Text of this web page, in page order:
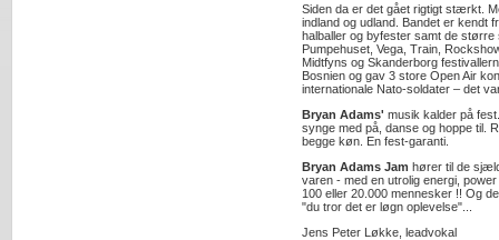
Siden da er det gået rigtigt stærkt.
indland og udland. Bandet er kendt
halballer og byfester samt de større
Pumpehuset, Vega, Train,
Midtfyns og Skanderborg
Bosnien og gav 3 store Open Air
internationale Nato-soldater – det
Bryan Adams' musik kalder på
synge med på, danse og hoppe til.
begge køn. En fest-garanti.
Bryan Adams Jam hører til de
varen - med en utrolig energi,
100 eller 20.000 mennesker !! Og
"du tror det er løgn oplevelse"...
Jens Peter Løkke, leadvokal